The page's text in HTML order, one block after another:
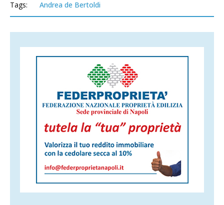
Tags: Andrea de Bertoldi